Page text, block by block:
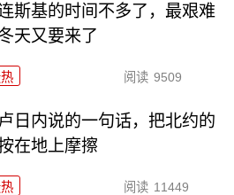
斯基的时间不多了，最艰难
天又要来了
阅读 9509
日内说的一句话，把北约的
在地上摩擦
阅读 11449